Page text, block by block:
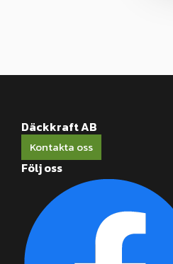
Däckkraft AB
Kontakta oss
Följ oss